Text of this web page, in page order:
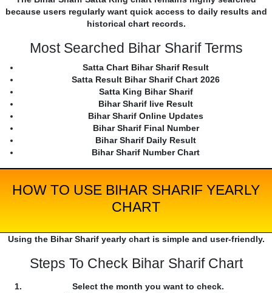
because users regularly want quick access to daily results and
historical chart records.
Most Searched Bihar Sharif Terms
Satta Chart Bihar Sharif Result
Satta Result Bihar Sharif Chart 2026
Satta King Bihar Sharif
Bihar Sharif live Result
Bihar Sharif Online Updates
Bihar Sharif Final Number
Bihar Sharif Daily Result
Bihar Sharif Number Chart
HOW TO USE BIHAR SHARIF YEARLY
CHART
Using the Bihar Sharif yearly chart is simple and user-friendly.
Steps To Check Bihar Sharif Chart
Select the month you want to check.